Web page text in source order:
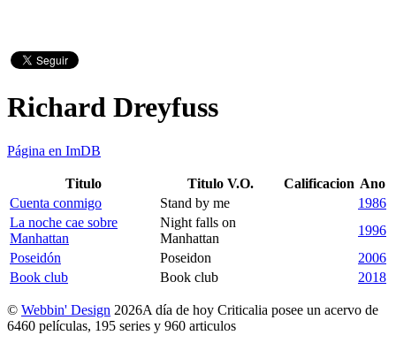
Richard Dreyfuss
Página en ImDB
Titulo Titulo V.O. Calificacion Ano
Cuenta conmigo
Stand by me
1986
La noche cae sobre
Manhattan
Night falls on
Manhattan
1996
Poseidón
Poseidon
2006
Book club
Book club 2018
© Webbin' Design 2026A día de hoy Criticalia posee un acervo de
6460 películas, 195 series y 960 articulos